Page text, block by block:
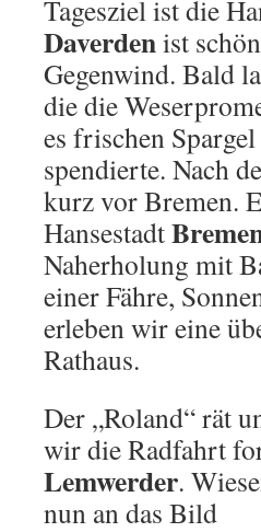
Tagesziel ist die
Daverdenist
Gegenwind. Bald
die die
es frischen
spendierte. Nach
kurz vor Bremen.
Hansestadt
Naherholung mit
einer Fähre,
erleben wir eine
Rathaus.
Der „Roland“ rät
wir die Radfahrt
Lemwerder.
nun an das Bild